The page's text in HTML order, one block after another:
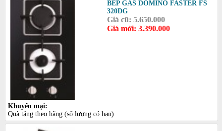
BẾP GAS DOMINO FASTER FS
320DG
Giá cũ:5.650.000
Giá mới: 3.390.000
Khuyến mại:
Quà tặng theo hãng (số lượng có hạn)